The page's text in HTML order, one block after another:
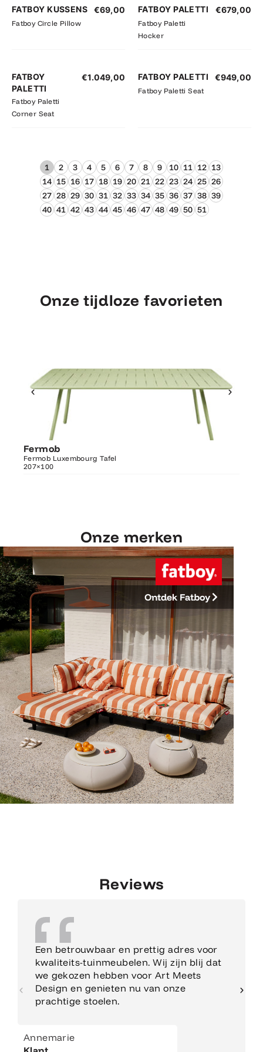
FATBOY KUSSENS
Fatboy Circle Pillow
€69,00 FATBOY PALETTI
Fatboy Paletti
Hocker
€679,00
FATBOY
PALETTI
Fatboy Paletti
Corner Seat
€1.049,00 FATBOY PALETTI
Fatboy Paletti Seat
€949,00
1 2 3 4 5 6 7 8 9 10 11 12 13
14 15 16 17 18 19 20 21 22 23 24 25 26
27 28 29 30 31 32 33 34 35 36 37 38 39
40 41 42 43 44 45 46 47 48 49 50 51
Onze tijdloze favorieten
Fermob
Fermob Luxembourg Tafel
207×100Luxembourg Tafel 207×100
Onze merken
Ontdek Fatboy
Reviews
Een betrouwbaar en prettig adres voor
kwaliteits-tuinmeubelen. Wij zijn blij dat
we gekozen hebben voor Art Meets
Design en genieten nu van onze
prachtige stoelen.
Annemarie